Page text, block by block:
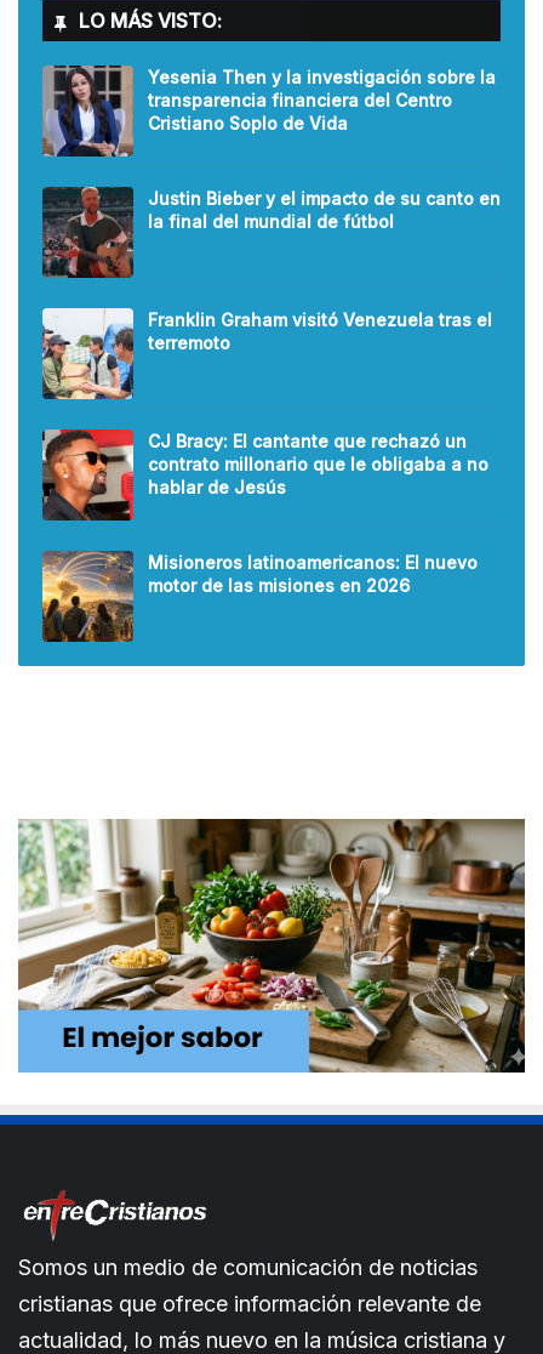
LO MÁS VISTO:
Yesenia Then y la investigación sobre la
transparencia financiera del Centro
Cristiano Soplo de Vida
Justin Bieber y el impacto de su canto en
la final del mundial de fútbol
Franklin Graham visitó Venezuela tras el
terremoto
CJ Bracy: El cantante que rechazó un
contrato millonario que le obligaba a no
hablar de Jesús
Misioneros latinoamericanos: El nuevo
motor de las misiones en 2026
Somos un medio de comunicación de noticias
cristianas que ofrece información relevante de
actualidad, lo más nuevo en la música cristiana y